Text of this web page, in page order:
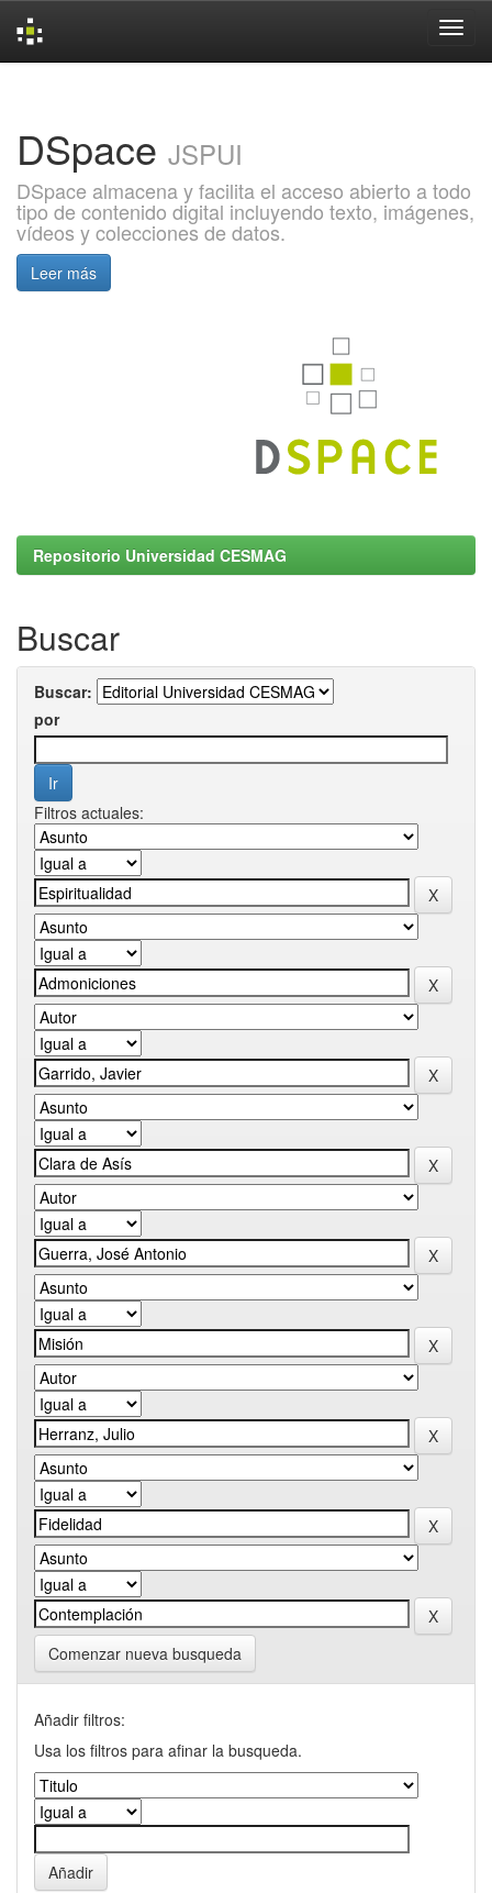
DSpace JSPUI
DSpace almacena y facilita el acceso abierto a todo
tipo de contenido digital incluyendo texto, imágenes,
vídeos y colecciones de datos.
Leer más
Repositorio Universidad CESMAG
Buscar
Buscar:
por
Filtros actuales:
Comenzar nueva busqueda
Añadir filtros:
Usa los filtros para afinar la busqueda.